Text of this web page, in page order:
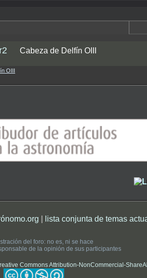
Cabeza de Delfín OIII
OIII
| lista conjunta de temas
del foro: no es, ni se hace
de la opinión de sus participantes
Commons Attribution-NonCommercial-